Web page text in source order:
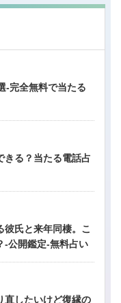
-完全無料で当たる
きる？当たる電話占
彼氏と来年同棲。こ
-公開鑑定-無料占い
直したいけど復縁の